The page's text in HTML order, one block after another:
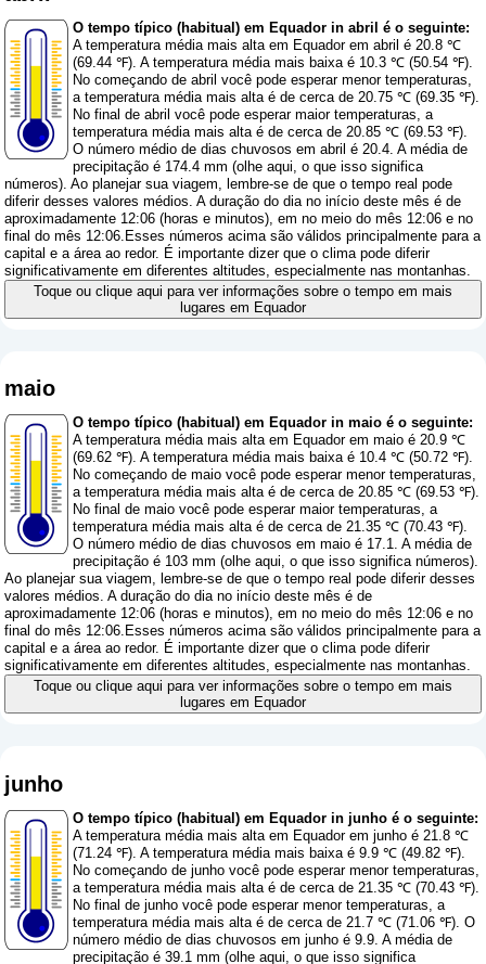
O tempo típico (habitual) em Equador in abril é o seguinte:
A temperatura média mais alta em Equador em abril é 20.8 ℃
(69.44 ℉). A temperatura média mais baixa é 10.3 ℃ (50.54 ℉).
No começando de abril você pode esperar menor temperaturas,
a temperatura média mais alta é de cerca de 20.75 ℃ (69.35 ℉).
No final de abril você pode esperar maior temperaturas, a
temperatura média mais alta é de cerca de 20.85 ℃ (69.53 ℉).
O número médio de dias chuvosos em abril é 20.4. A média de
precipitação é 174.4 mm (olhe aqui, o que isso significa
números). Ao planejar sua viagem, lembre-se de que o tempo real pode
diferir desses valores médios. A duração do dia no início deste mês é de
aproximadamente 12:06 (horas e minutos), em no meio do mês 12:06 e no
final do mês 12:06.Esses números acima são válidos principalmente para a
capital e a área ao redor. É importante dizer que o clima pode diferir
significativamente em diferentes altitudes, especialmente nas montanhas.
Toque ou clique aqui para ver informações sobre o tempo em mais
lugares em Equador
maio
O tempo típico (habitual) em Equador in maio é o seguinte:
A temperatura média mais alta em Equador em maio é 20.9 ℃
(69.62 ℉). A temperatura média mais baixa é 10.4 ℃ (50.72 ℉).
No começando de maio você pode esperar menor temperaturas,
a temperatura média mais alta é de cerca de 20.85 ℃ (69.53 ℉).
No final de maio você pode esperar maior temperaturas, a
temperatura média mais alta é de cerca de 21.35 ℃ (70.43 ℉).
O número médio de dias chuvosos em maio é 17.1. A média de
precipitação é 103 mm (olhe aqui, o que isso significa números).
Ao planejar sua viagem, lembre-se de que o tempo real pode diferir desses
valores médios. A duração do dia no início deste mês é de
aproximadamente 12:06 (horas e minutos), em no meio do mês 12:06 e no
final do mês 12:06.Esses números acima são válidos principalmente para a
capital e a área ao redor. É importante dizer que o clima pode diferir
significativamente em diferentes altitudes, especialmente nas montanhas.
Toque ou clique aqui para ver informações sobre o tempo em mais
lugares em Equador
junho
O tempo típico (habitual) em Equador in junho é o seguinte:
A temperatura média mais alta em Equador em junho é 21.8 ℃
(71.24 ℉). A temperatura média mais baixa é 9.9 ℃ (49.82 ℉).
No começando de junho você pode esperar menor temperaturas,
a temperatura média mais alta é de cerca de 21.35 ℃ (70.43 ℉).
No final de junho você pode esperar menor temperaturas, a
temperatura média mais alta é de cerca de 21.7 ℃ (71.06 ℉). O
número médio de dias chuvosos em junho é 9.9. A média de
precipitação é 39.1 mm (olhe aqui, o que isso significa